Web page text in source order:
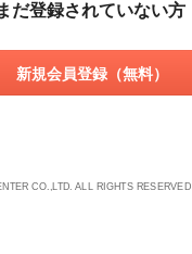
だ登録されていない方
新規会員登録（無料）
CO.,LTD. ALL RIGHTS RESERVED